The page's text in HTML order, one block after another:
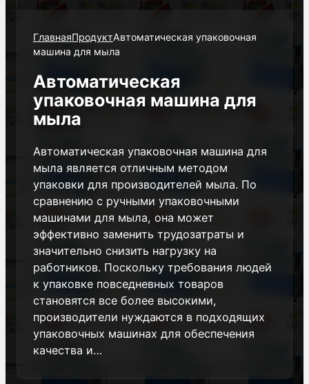
ГлавнаяПродуктАвтоматическая упаковочная
машина для мыла
Автоматическая
упаковочная машина для
мыла
Автоматическая упаковочная машина для
мыла является отличным методом
упаковки для производителей мыла. По
сравнению с ручными упаковочными
машинами для мыла, она может
эффективно заменить трудозатраты и
значительно снизить нагрузку на
работников. Поскольку требования людей
к упаковке повседневных товаров
становятся все более высокими,
производители нуждаются в подходящих
упаковочных машинах для обеспечения
качества и…